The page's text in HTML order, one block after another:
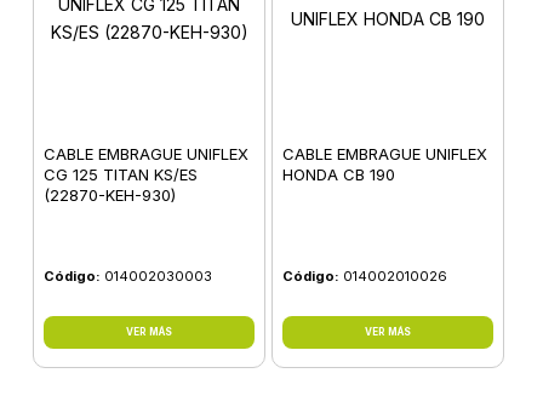
CABLE EMBRAGUE UNIFLEX
CG 125 TITAN KS/ES
(22870-KEH-930)
Código: 014002030003
VER MÁS
CABLE EMBRAGUE UNIFLEX
HONDA CB 190
Código: 014002010026
VER MÁS